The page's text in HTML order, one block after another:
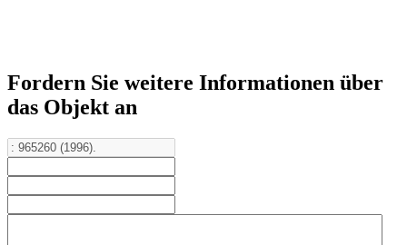
Fordern Sie weitere Informationen über
das Objekt an